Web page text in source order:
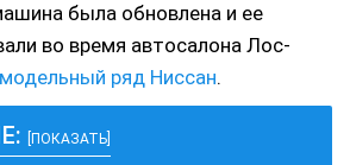
была обновлена и ее
во время автосалона Лос-
модельный ряд Ниссан.
[ПОКАЗАТЬ]